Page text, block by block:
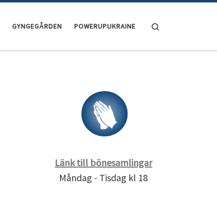
GYNGEGÅRDEN POWERUPUKRAINE
Länk till bönesamlingar
Måndag - Tisdag kl 18